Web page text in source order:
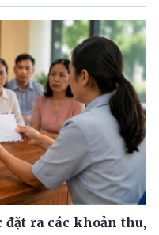
ra các khoản thu,